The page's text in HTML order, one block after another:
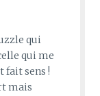
qui
qui me
fait sens !
mais